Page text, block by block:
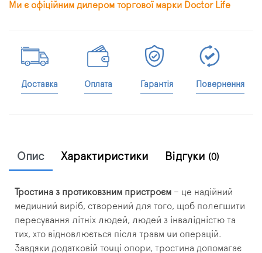
Ми є офіційним дилером торгової марки Doctor Life
Доставка Оплата Гарантія Повернення
Опис Характиристики Відгуки (0)
Тростина з протиковзним пристроєм – це надійний
медичний виріб, створений для того, щоб полегшити
пересування літніх людей, людей з інвалідністю та
тих, хто відновлюється після травм чи операцій.
Завдяки додатковій точці опори, тростина допомагає